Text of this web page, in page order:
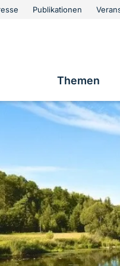
Publikationen
Themen